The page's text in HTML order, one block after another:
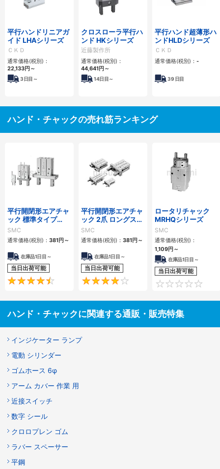
平行ハンドリニアガ
イド LHAシリーズ
ＣＫＤ
通常価格(税別)：
22,133円 ～
3日目～
クロスローラ平行ハ
ンド HKシリーズ
近藤製作所
通常価格(税別)：
44,641円 ～
14日目～
平行ハンド超薄形ハ
ンドHLDシリーズ
ＣＫＤ
通常価格(税別)： -
39 日目
ハンド・チャックの売れ筋ランキング
平行開閉形エアチャ
ック 標準タイプ
MHZ2シリーズ
SMC
通常価格(税別)： 381円 ～
在庫品1日目～
当日出荷可能
4.5
平行開閉形エアチャ
ック 2爪 ロングスト
ローク 薄型・軽量
MHZL2シリーズ
SMC
通常価格(税別)： 381円 ～
在庫品1日目～
当日出荷可能
4
ロータリチャック
MRHQシリーズ
SMC
通常価格(税別)：
1,109円 ～
在庫品1日目～
当日出荷可能
ハンド・チャックに関連する通販・販売特集
インジケーター ランプ
電動 シリンダー
ゴムホース 6φ
アーム カバー 作業 用
近接スイッチ
数字 シール
クロロプレン ゴム
ラバー スペーサー
平鋼